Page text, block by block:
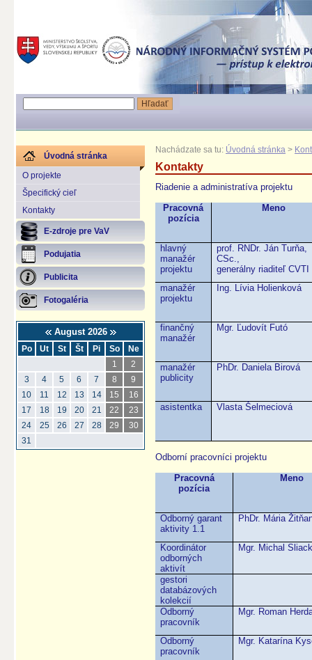
Úvodná stránka
O projekte
Špecifický cieľ
Kontakty
E-zdroje pre VaV
Podujatia
Publicita
Fotogaléria
August 2026
Po Ut St Št Pi So
Ne
1
2
3
4 5 6 7 8
9
10
11 12 13 14 15
16
17
18 19 20 21 22
23
24
25 26 27 28 29
30
31
Nachádzate sa tu: Úvodná stránka >
Kontakty
Riadenie a administratíva projektu
Pracovná
pozícia
Meno
hlavný
manažér
projektu
prof. RNDr. Ján Turňa,
CSc.,
generálny riaditeľ CVTI
manažér
projektu
Ing. Lívia Holienková
finančný
manažér
Mgr. Ľudovít Futó
manažér
publicity
PhDr. Daniela Birová
asistentka Vlasta Šelmeciová
Odborní pracovníci projektu
Pracovná
pozícia
Meno
Odborný garant
aktivity 1.1
PhDr. Mária
Koordinátor
odborných
aktivít
Mgr. Michal
gestori
databázových
kolekcií
Odborný
pracovník
Mgr. Roman
Odborný
pracovník
Mgr. Katarína